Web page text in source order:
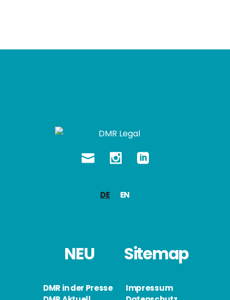
DE EN
NEU
DMR in der Presse
Sitemap
Impressum